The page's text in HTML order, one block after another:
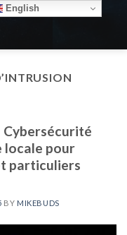
Cybersécurité
locale pour
particuliers
BY MIKEBUDS
English